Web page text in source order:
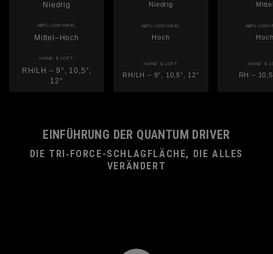
Niedrig Niedrig
ABFLUGWINKEL
Mittel–Hoch
ABFLUGWINKEL
Hoch
HAND & LOFT
RH/LH – 9°, 10,5°,
12°
HAND & LOFT
RH/LH – 9°, 10,5°, 12°
HAND &
RH –
EINFÜHRUNG DER QUANTUM DRIVER
DIE TRI‑FORCE-SCHLAGFLÄCHE, DIE ALLES
VERÄNDERT